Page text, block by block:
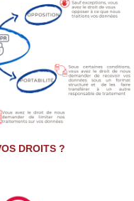
DROITS ?